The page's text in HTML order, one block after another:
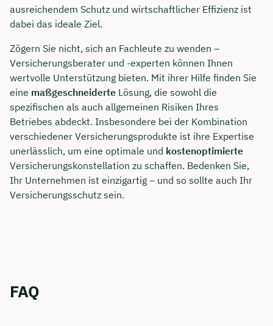
ausreichendem Schutz und wirtschaftlicher Effizienz ist
dabei das ideale Ziel.
Zögern Sie nicht, sich an Fachleute zu wenden –
Versicherungsberater und -experten können Ihnen
wertvolle Unterstützung bieten. Mit ihrer Hilfe finden Sie
eine maßgeschneiderte Lösung, die sowohl die
spezifischen als auch allgemeinen Risiken Ihres
Betriebes abdeckt. Insbesondere bei der Kombination
verschiedener Versicherungsprodukte ist ihre Expertise
unerlässlich, um eine optimale und kostenoptimierte
Versicherungskonstellation zu schaffen. Bedenken Sie,
Ihr Unternehmen ist einzigartig – und so sollte auch Ihr
Versicherungsschutz sein.
FAQ